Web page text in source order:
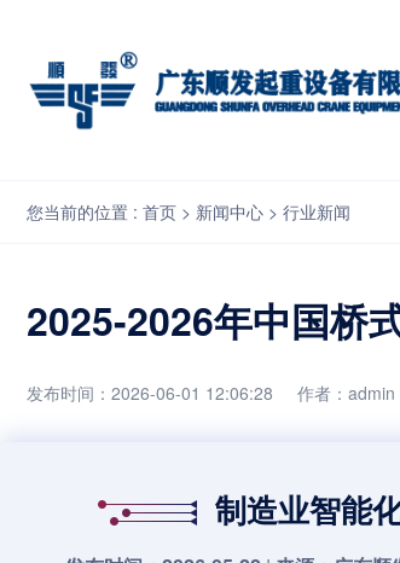
2025-2026年中国桥式起重机行业市场发展趋势与
您当前的位置 : 首页 > 新闻中心 > 行业新闻
2025-2026年中国桥
发布时间：2026-06-01 12:06:28 作者：admin
制造业智能